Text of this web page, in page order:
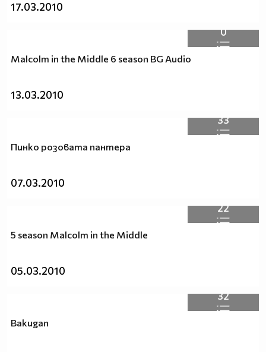
17.03.2010
0
Malcolm in the Middle 6 season BG Audio
13.03.2010
33
Пинко розовата пантера
07.03.2010
22
5 season Malcolm in the Middle
05.03.2010
32
Bakugan